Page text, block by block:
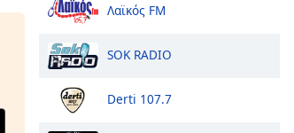
Λαϊκός FM
SOK RADIO
Derti 107.7